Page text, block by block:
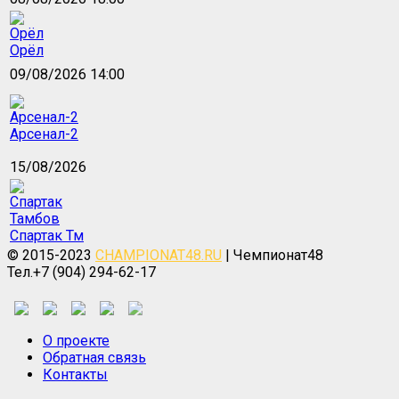
Орёл
09/08/2026 14:00
Арсенал-2
15/08/2026
Спартак Тм
© 2015-2023 CHAMPIONAT48.RU | Чемпионат48
Тел.+7 (904) 294-62-17
О проекте
Обратная связь
Контакты